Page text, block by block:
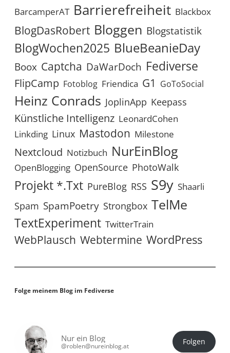
BarcamperAT Barrierefreiheit Blackbox
BlogDasRobert Bloggen Blogstatistik
BlogWochen2025 BlueBeanieDay
Boox Captcha DaWarDoch Fediverse
FlipCamp Fotoblog Friendica G1 GoToSocial
Heinz Conrads JoplinApp Keepass
Künstliche Intelligenz LeonardCohen
Linkding Linux Mastodon Milestone
Nextcloud Notizbuch NurEinBlog
OpenBlogging OpenSource PhotoWalk
Projekt *.txt PureBlog RSS S9y Shaarli
Spam SpamPoetry Strongbox TelMe
TextExperiment TwitterTrain
WebPlausch Webtermine WordPress
Folge meinem Blog im Fediverse
Nur ein Blog
@roblen@nureinblog.at Folgen